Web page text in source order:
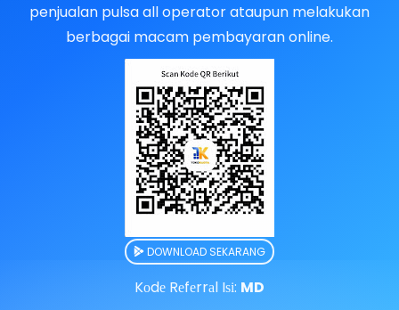
penjualan pulsa all operator ataupun melakukan
berbagai macam pembayaran online.
DOWNLOAD SEKARANG
Kоdе Rеfеrrаl Iѕі: MD